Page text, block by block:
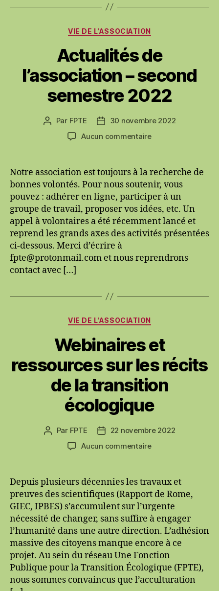
Catégories
VIE DE L'ASSOCIATION
Actualités de
l’association – second
semestre 2022
Auteur
l’article
Par FPTE
Date30 novembre 2022
Aucun commentairesur
l’association
–
second
semestre
2022
Notre association est toujours à la recherche de
bonnes volontés. Pour nous soutenir, vous
pouvez : adhérer en ligne, participer à un
groupe de travail, proposer vos idées, etc. Un
appel à volontaires a été récemment lancé et
reprend les grands axes des activités présentées
ci-dessous. Merci d’écrire à
fpte@protonmail.com et nous reprendrons
contact avec […]
Catégories
VIE DE L'ASSOCIATION
Webinaires et
ressources sur les récits
de la transition
écologique
Auteur
l’article
Par FPTE
Date22 novembre 2022
Aucun commentairesur
ressources
sur
les
récits
de
la
transition
écologique
Depuis plusieurs décennies les travaux et
preuves des scientifiques (Rapport de Rome,
GIEC, IPBES) s’accumulent sur l’urgente
nécessité de changer, sans suffire à engager
l’humanité dans une autre direction. L’adhésion
massive des citoyens manque encore à ce
projet. Au sein du réseau Une Fonction
Publique pour la Transition Écologique (FPTE),
nous sommes convaincus que l’acculturation